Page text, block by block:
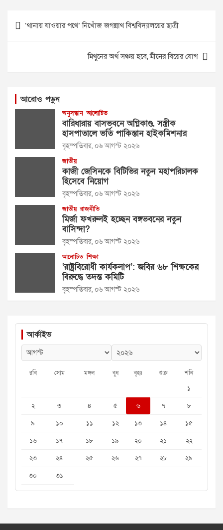
Post
navigation
‘থানায় যাওয়ার পথে’ নিখোঁজ জগন্নাথ বিশ্ববিদ্যালয়ের ছাত্রী
মিথুনের অর্থ সঞ্চয় হবে, মীনের বিয়ের যোগ
আরোও পড়ুন
অনুসন্ধান আলোচিত
বারিধারায় বাসভবনে অগ্নিকাণ্ড, সস্ত্রীক
হাসপাতালে ভর্তি পাকিস্তান হাইকমিশনার
বৃহস্পতিবার, ০৬ আগস্ট ২০২৬
জাতীয়
কাজী জেসিনকে বিটিভির নতুন মহাপরিচালক
হিসেবে নিয়োগ
বৃহস্পতিবার, ০৬ আগস্ট ২০২৬
জাতীয় রাজনীতি
মির্জা ফখরুলই হচ্ছেন বঙ্গভবনের নতুন
বাসিন্দা?
বৃহস্পতিবার, ০৬ আগস্ট ২০২৬
আলোচিত শিক্ষা
‘রাষ্ট্রবিরোধী কার্যকলাপ’: জবির ৬৮ শিক্ষকের
বিরুদ্ধে তদন্ত কমিটি
বৃহস্পতিবার, ০৬ আগস্ট ২০২৬
আর্কাইভ
রবি সোম মঙ্গল বুধ বৃহঃ শুক্র শনি
১
২
৩ ৪ ৫ ৬ ৭
৮
৯
১০ ১১ ১২ ১৩ ১৪
১৫
১৬
১৭ ১৮ ১৯ ২০ ২১
২২
২৩
২৪ ২৫ ২৬ ২৭ ২৮
২৯
৩০
৩১